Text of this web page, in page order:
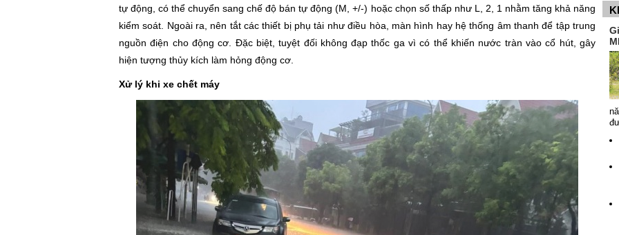
tự động, có thể chuyển sang chế độ bán tự động (M, +/-) hoặc chọn số thấp như L, 2, 1 nhằm tăng khả năng
kiểm soát. Ngoài ra, nên tắt các thiết bị phụ tải như điều hòa, màn hình hay hệ thống âm thanh để tập trung
nguồn điện cho động cơ. Đặc biệt, tuyệt đối không đạp thốc ga vì có thể khiến nước tràn vào cổ hút, gây
hiện tượng thủy kích làm hỏng động cơ.
Xử lý khi xe chết máy